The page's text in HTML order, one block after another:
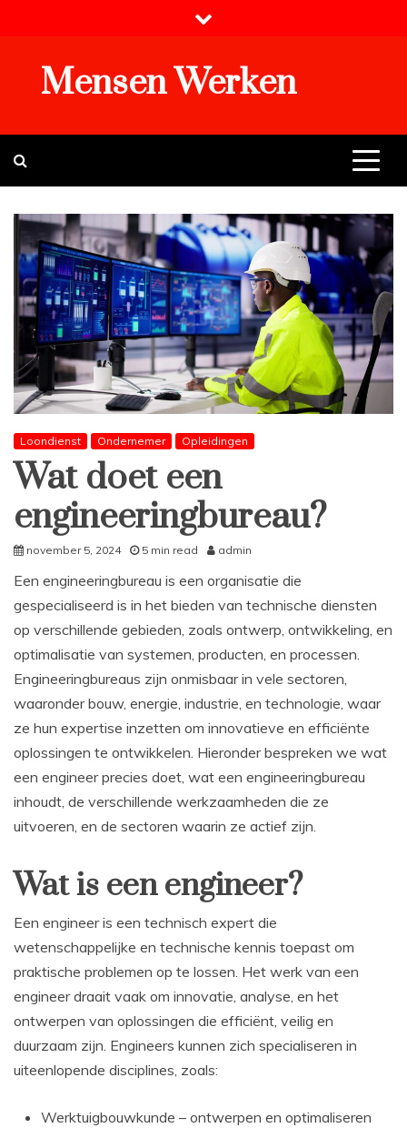
Mensen Werken
Loondienst Ondernemer Opleidingen
Wat doet een
engineeringbureau?
november 5, 2024 5 min read admin
Een engineeringbureau is een organisatie die
gespecialiseerd is in het bieden van technische diensten
op verschillende gebieden, zoals ontwerp, ontwikkeling, en
optimalisatie van systemen, producten, en processen.
Engineeringbureaus zijn onmisbaar in vele sectoren,
waaronder bouw, energie, industrie, en technologie, waar
ze hun expertise inzetten om innovatieve en efficiënte
oplossingen te ontwikkelen. Hieronder bespreken we wat
een engineer precies doet, wat een engineeringbureau
inhoudt, de verschillende werkzaamheden die ze
uitvoeren, en de sectoren waarin ze actief zijn.
Wat is een engineer?
Een engineer is een technisch expert die
wetenschappelijke en technische kennis toepast om
praktische problemen op te lossen. Het werk van een
engineer draait vaak om innovatie, analyse, en het
ontwerpen van oplossingen die efficiënt, veilig en
duurzaam zijn. Engineers kunnen zich specialiseren in
uiteenlopende disciplines, zoals:
Werktuigbouwkunde – ontwerpen en optimaliseren